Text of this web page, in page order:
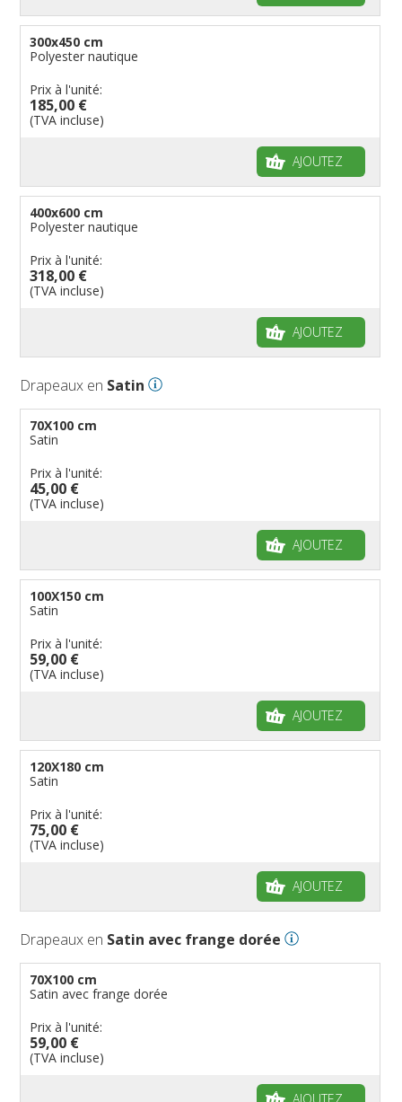
300x450 cm
Polyester nautique
Prix à l'unité:
185,00 €
(TVA incluse)
AJOUTEZ
400x600 cm
Polyester nautique
Prix à l'unité:
318,00 €
(TVA incluse)
AJOUTEZ
Drapeaux en Satin
70X100 cm
Satin
Prix à l'unité:
45,00 €
(TVA incluse)
AJOUTEZ
100X150 cm
Satin
Prix à l'unité:
59,00 €
(TVA incluse)
AJOUTEZ
120X180 cm
Satin
Prix à l'unité:
75,00 €
(TVA incluse)
AJOUTEZ
Drapeaux en Satin avec frange dorée
70X100 cm
Satin avec frange dorée
Prix à l'unité:
59,00 €
(TVA incluse)